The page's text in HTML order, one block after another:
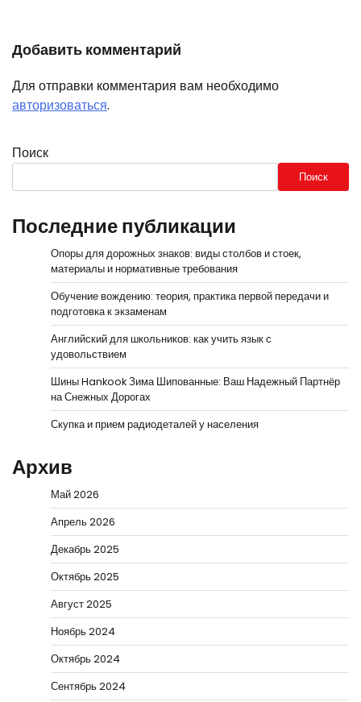
Добавить комментарий
Для отправки комментария вам необходимо
авторизоваться.
Поиск
Поиск
Последние публикации
Опоры для дорожных знаков: виды столбов и стоек,
материалы и нормативные требования
Обучение вождению: теория, практика первой передачи и
подготовка к экзаменам
Английский для школьников: как учить язык с
удовольствием
Шины Hankook Зима Шипованные: Ваш Надежный Партнёр
на Снежных Дорогах
Скупка и прием радиодеталей у населения
Архив
Май 2026
Апрель 2026
Декабрь 2025
Октябрь 2025
Август 2025
Ноябрь 2024
Октябрь 2024
Сентябрь 2024